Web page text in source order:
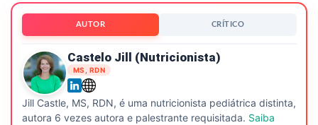
AUTOR CRÍTICO
Castelo Jill (nutricionista)
MS, RDN
Jill Castle, MS, RDN, é uma nutricionista pediátrica distinta,
autora 6 vezes autora e palestrante requisitada. Saiba